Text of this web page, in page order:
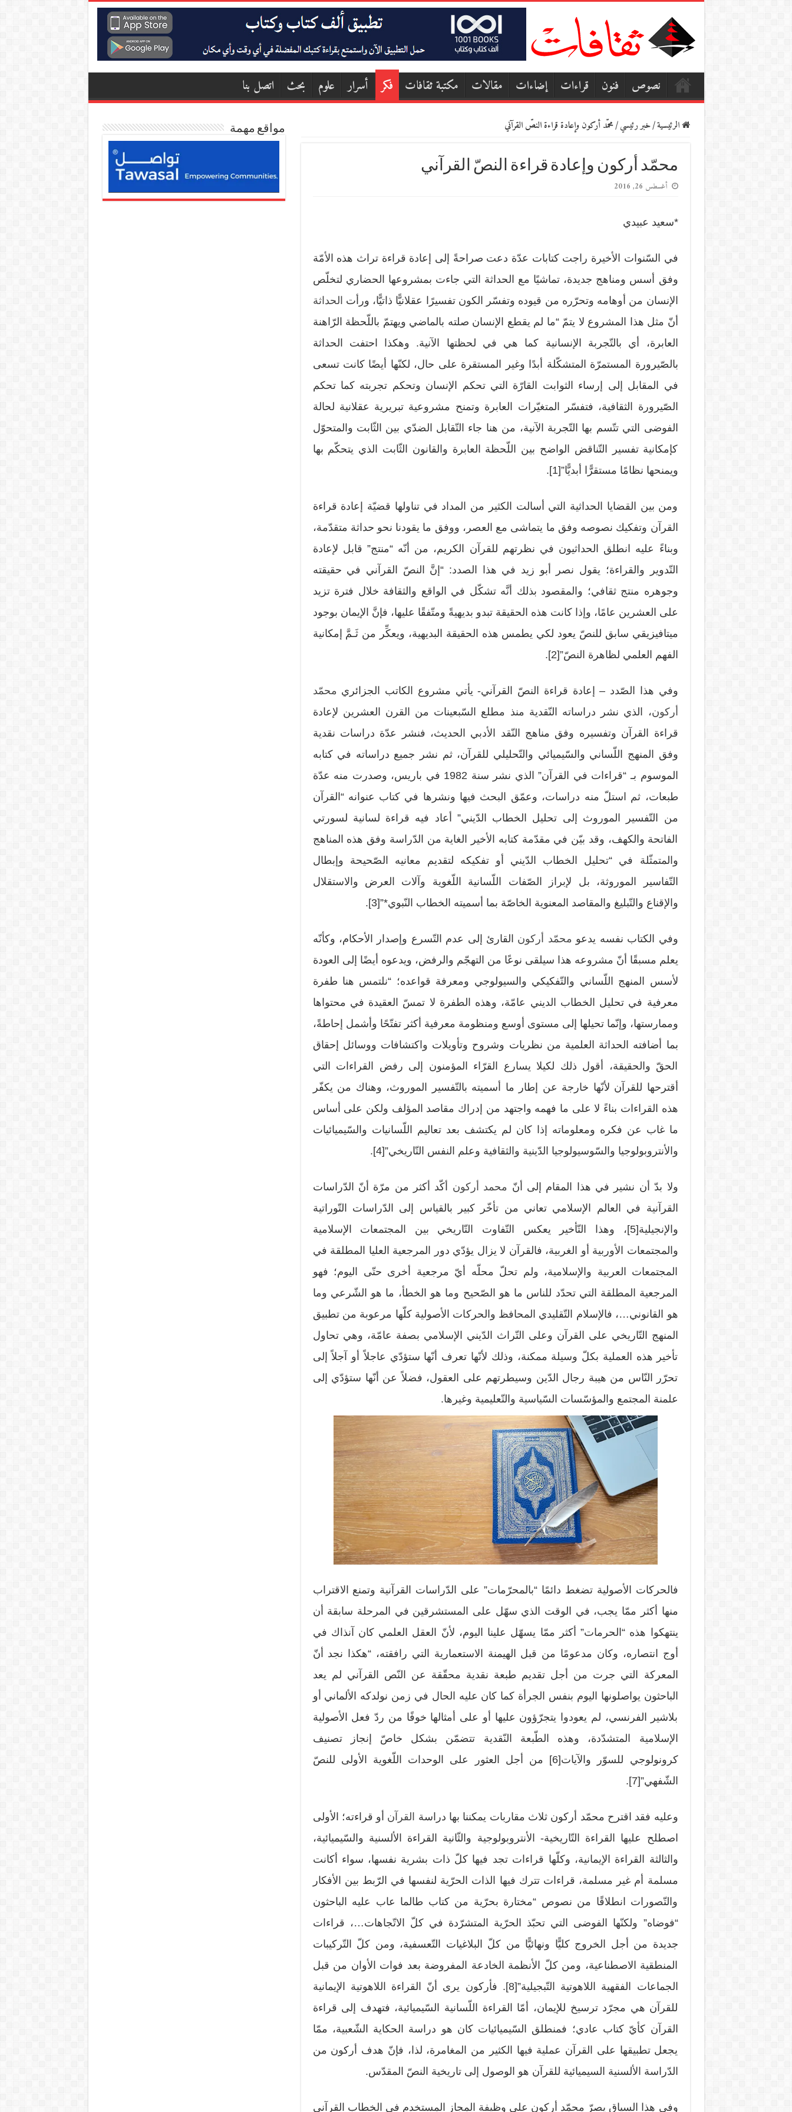
نصوص فنون قراءات إضاءات مقالات مكتبة ثقافات فكر أسرار علوم بحث اتصل بنا
الرئيسية/خبر رئيسي/محمّد أركون وإعادة قراءة النصّ القرآني
محمّد أركون وإعادة قراءة النصّ القرآني
أغسطس 26, 2016
*سعيد عبيدي
في السّنوات الأخيرة راجت كتابات عدّة دعت صراحةً إلى إعادة قراءة تراث هذه الأمّة
وفق أسس ومناهج جديدة، تماشيًا مع الحداثة التي جاءت بمشروعها الحضاري لتخلّص
الإنسان من أوهامه وتحرّره من قيوده وتفسّر الكون تفسيرًا عقلانيًّا ذاتيًّا، ورأت الحداثة
أنّ مثل هذا المشروع لا يتمّ “ما لم يقطع الإنسان صلته بالماضي ويهتمّ باللّحظة الرّاهنة
العابرة، أي بالتّجربة الإنسانية كما هي في لحظتها الآنية. وهكذا احتفت الحداثة
بالصّيرورة المستمرّة المتشكّلة أبدًا وغير المستقرة على حال، لكنّها أيضًا كانت تسعى
في المقابل إلى إرساء الثوابت القارّة التي تحكم الإنسان وتحكم تجربته كما تحكم
الصّيرورة الثقافية، فتفسّر المتغيّرات العابرة وتمنح مشروعية تبريرية عقلانية لحالة
الفوضى التي تتّسم بها التّجربة الآنية، من هنا جاء التّقابل الضدّي بين الثّابت والمتحوّل
كإمكانية تفسير التّناقض الواضح بين اللّحظة العابرة والقانون الثّابت الذي يتحكّم بها
ويمنحها نظامًا مستقرًّا أبديًّا”[1].
ومن بين القضايا الحداثية التي أسالت الكثير من المداد في تناولها قضيّة إعادة قراءة
القرآن وتفكيك نصوصه وفق ما يتماشى مع العصر، ووفق ما يقودنا نحو حداثة متقدّمة،
وبناءً عليه انطلق الحداثيون في نظرتهم للقرآن الكريم، من أنّه “منتج” قابل لإعادة
التّدوير والقراءة؛ يقول نصر أبو زيد في هذا الصدد: “إنَّ النصّ القرآني في حقيقته
وجوهره منتج ثقافي؛ والمقصود بذلك أنَّه تشكّل في الواقع والثقافة خلال فترة تزيد
على العشرين عامًا، وإذا كانت هذه الحقيقة تبدو بديهيةً ومتّفقًا عليها، فإنَّ الإيمان بوجود
ميتافيزيقي سابق للنصّ يعود لكي يطمس هذه الحقيقة البديهية، ويعكِّر من ثَـمَّ إمكانية
الفهم العلمي لظاهرة النصّ”[2].
وفي هذا الصّدد – إعادة قراءة النصّ القرآني- يأتي مشروع الكاتب الجزائري محمّد
أركون، الذي نشر دراساته النّقدية منذ مطلع السّبعينات من القرن العشرين لإعادة
قراءة القرآن وتفسيره وفق مناهج النّقد الأدبي الحديث، فنشر عدّة دراسات نقدية
وفق المنهج اللّساني والسّيميائي والتّحليلي للقرآن، ثم نشر جميع دراساته في كتابه
الموسوم بـ “قراءات في القرآن” الذي نشر سنة 1982 في باريس، وصدرت منه عدّة
طبعات، ثم استلّ منه دراسات، وعمّق البحث فيها ونشرها في كتاب عنوانه “القرآن
من التّفسير الموروث إلى تحليل الخطاب الدّيني” أعاد فيه قراءة لسانية لسورتي
الفاتحة والكهف، وقد بيّن في مقدّمة كتابه الأخير الغاية من الدّراسة وفق هذه المناهج
والمتمثّلة في “تحليل الخطاب الدّيني أو تفكيكه لتقديم معانيه الصّحيحة وإبطال
التّفاسير الموروثة، بل لإبراز الصّفات اللّسانية اللّغوية وآلات العرض والاستقلال
والإقناع والتّبليغ والمقاصد المعنوية الخاصّة بما أسميته الخطاب النّبوي*”[3].
وفي الكتاب نفسه يدعو محمّد أركون القارئ إلى عدم التّسرع وإصدار الأحكام، وكأنّه
يعلم مسبقًا أنّ مشروعه هذا سيلقى نوعًا من التهجّم والرفض، ويدعوه أيضًا إلى العودة
لأسس المنهج اللّساني والتّفكيكي والسيولوجي ومعرفة قواعده؛ “نلتمس هنا طفرة
معرفية في تحليل الخطاب الديني عامّة، وهذه الطفرة لا تمسّ العقيدة في محتواها
وممارستها، وإنّما تحيلها إلى مستوى أوسع ومنظومة معرفية أكثر تفتّحًا وأشمل إحاطةً،
بما أضافته الحداثة العلمية من نظريات وشروح وتأويلات واكتشافات ووسائل إحقاق
الحقّ والحقيقة، أقول ذلك لكيلا يسارع القرّاء المؤمنون إلى رفض القراءات التي
أقترحها للقرآن لأنّها خارجة عن إطار ما أسميته بالتّفسير الموروث، وهناك من يكفّر
هذه القراءات بناءً لا على ما فهمه واجتهد من إدراك مقاصد المؤلف ولكن على أساس
ما غاب عن فكره ومعلوماته إذا كان لم يكتشف بعد تعاليم اللّسانيات والسّيميائيات
والأنتروبولوجيا والسّوسيولوجيا الدّينية والثقافية وعلم النفس التّاريخي”[4].
ولا بدّ أن نشير في هذا المقام إلى أنّ محمد أركون أكّد أكثر من مرّة أنّ الدّراسات
القرآنية في العالم الإسلامي تعاني من تأخّر كبير بالقياس إلى الدّراسات التّوراتية
والإنجيلية[5]، وهذا التّأخير يعكس التّفاوت التّاريخي بين المجتمعات الإسلامية
والمجتمعات الأوربية أو الغربية، فالقرآن لا يزال يؤدّي دور المرجعية العليا المطلقة في
المجتمعات العربية والإسلامية، ولم تحلّ محلّه أيّ مرجعية أخرى حتّى اليوم؛ فهو
المرجعية المطلقة التي تحدّد للناس ما هو الصّحيح وما هو الخطأ، ما هو الشّرعي وما
هو القانوني…، فالإسلام التّقليدي المحافظ والحركات الأصولية كلّها مرعوبة من تطبيق
المنهج التّاريخي على القرآن وعلى التّراث الدّيني الإسلامي بصفة عامّة، وهي تحاول
تأخير هذه العملية بكلّ وسيلة ممكنة، وذلك لأنّها تعرف أنّها ستؤدّي عاجلاً أو آجلاً إلى
تحرّر النّاس من هيبة رجال الدّين وسيطرتهم على العقول، فضلاً عن أنّها ستؤدّي إلى
علمنة المجتمع والمؤسّسات السّياسية والتّعليمية وغيرها.
فالحركات الأصولية تضغط دائمًا “بالمحرّمات” على الدّراسات القرآنية وتمنع الاقتراب
منها أكثر ممّا يجب، في الوقت الذي سهّل على المستشرقين في المرحلة سابقة أن
ينتهكوا هذه “الحرمات” أكثر ممّا يسهّل علينا اليوم، لأنّ العقل العلمي كان آنذاك في
أوج انتصاره، وكان مدعومًا من قبل الهيمنة الاستعمارية التي رافقته، “هكذا نجد أنّ
المعركة التي جرت من أجل تقديم طبعة نقدية محقّقة عن النّص القرآني لم يعد
الباحثون يواصلونها اليوم بنفس الجرأة كما كان عليه الحال في زمن نولدكه الألماني أو
بلاشير الفرنسي، لم يعودوا يتجرّؤون عليها أو على أمثالها خوفًا من ردّ فعل الأصولية
الإسلامية المتشدّدة، وهذه الطّبعة النّقدية تتضمّن بشكل خاصّ إنجاز تصنيف
كرونولوجي للسوّر والآيات[6] من أجل العثور على الوحدات اللّغوية الأولى للنصّ
الشّفهي”[7].
وعليه فقد اقترح محمّد أركون ثلاث مقاربات يمكننا بها دراسة القرآن أو قراءته؛ الأولى
اصطلح عليها القراءة التّاريخية- الأنتروبولوجية والثّانية القراءة الألسنية والسّيميائية،
والثالثة القراءة الإيمانية، وكلّها قراءات تجد فيها كلّ ذات بشرية نفسها، سواء أكانت
مسلمة أم غير مسلمة، قراءات تترك فيها الذات الحرّية لنفسها في الرّبط بين الأفكار
والتّصورات انطلاقًا من نصوص “مختارة بحرّية من كتاب طالما عاب عليه الباحثون
“فوضاه” ولكنّها الفوضى التي تحبّذ الحرّية المتشرّدة في كلّ الاتّجاهات…، قراءات
جديدة من أجل الخروج كليًّا ونهائيًّا من كلّ البلاغيات التّعسفية، ومن كلّ التّركيبات
المنطقية الاصطناعية، ومن كلّ الأنظمة الخادعة المفروضة بعد فوات الأوان من قبل
الجماعات الفقهية اللاهوتية التّبجيلية”[8]. فأركون يرى أنّ القراءة اللاهوتية الإيمانية
للقرآن هي مجرّد ترسيخ للإيمان، أمّا القراءة اللّسانية السّيميائية، فتهدف إلى قراءة
القرآن كأيّ كتاب عادي؛ فمنطلق السّيميائيات كان هو دراسة الحكاية الشّعبية، ممّا
يجعل تطبيقها على القرآن عملية فيها الكثير من المغامرة، لذا، فإنّ هدف أركون من
الدّراسة الألسنية السيميائية للقرآن هو الوصول إلى تاريخية النصّ المقدّس.
وفي هذا السياق يصرّ محمّد أركون على وظيفة المجاز المستخدم في الخطاب القرآني
مواقع مهمة